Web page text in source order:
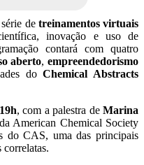
de treinamentos virtuais
inovação e uso de
contará com quatro
aberto,empreendedorismo
doChemical Abstracts
, com a palestra deMarina
American Chemical Society
do CAS, uma das principais
correlatas.